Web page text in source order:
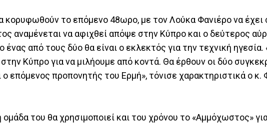
κορυφωθούν το επόμενο 48ωρο, με τον Λούκα Φανιέρο να έχει
αναμένεται να αφιχθεί απόψε στην Κύπρο και ο δεύτερος
από τους δύο θα είναι ο εκλεκτός για την τεχνική ηγεσία.
Κύπρο για να μιλήουμε από κοντά. Θα έρθουν οι δύο
επόμενος προπονητής του Ερμή», τόνισε χαρακτηριστικά ο κ.
του θα χρησιμοποιεί και του χρόνου το «Αμμόχωστος»